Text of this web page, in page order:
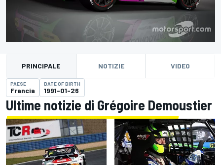
PRINCIPALE NOTIZIE VIDEO
PAESE
Francia
DATE OF BIRTH
1991-01-26
Ultime notizie di Grégoire Demoustier